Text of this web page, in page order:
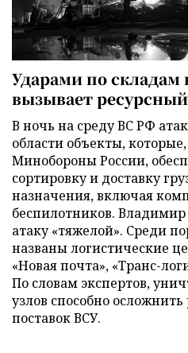
Ударами по складам
вызывает
В ночь на среду ВС РФ
области объекты,
Минобороны России,
сортировку и доставку
назначения, включая
беспилотников. Владимир
атаку «тяжелой». Среди
названы логистические
«Новая почта», «Транс-
По словам экспертов,
узлов способно
поставок ВСУ.